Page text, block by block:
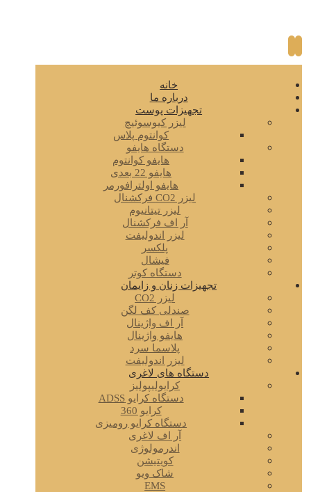
خانه
درباره ما
تجهیزات پوست
لیزر کیوسوئیچ
کوانتوم پلاس
دستگاه هایفو
هایفو کوانتوم
هایفو 22 بعدی
هایفو اولترافورمر
لیزر CO2 فرکشنال
لیزر تیتانیوم
آر اف فرکشنال
لیزر اندولیفت
پلکسر
فیشال
دستگاه کوتر
تجهیزات زنان و زایمان
لیزر CO2
صندلی کف لگن
آر اف واژینال
هایفو واژینال
پلاسما سرد
لیزر اندولیفت
دستگاه های لاغری
کرایولیپولیز
دستگاه کرایو ADSS
کرایو 360
دستگاه کرایو رومیزی
آر اف لاغری
اندرمولوژی
کویتیشن
شاک ویو
EMS